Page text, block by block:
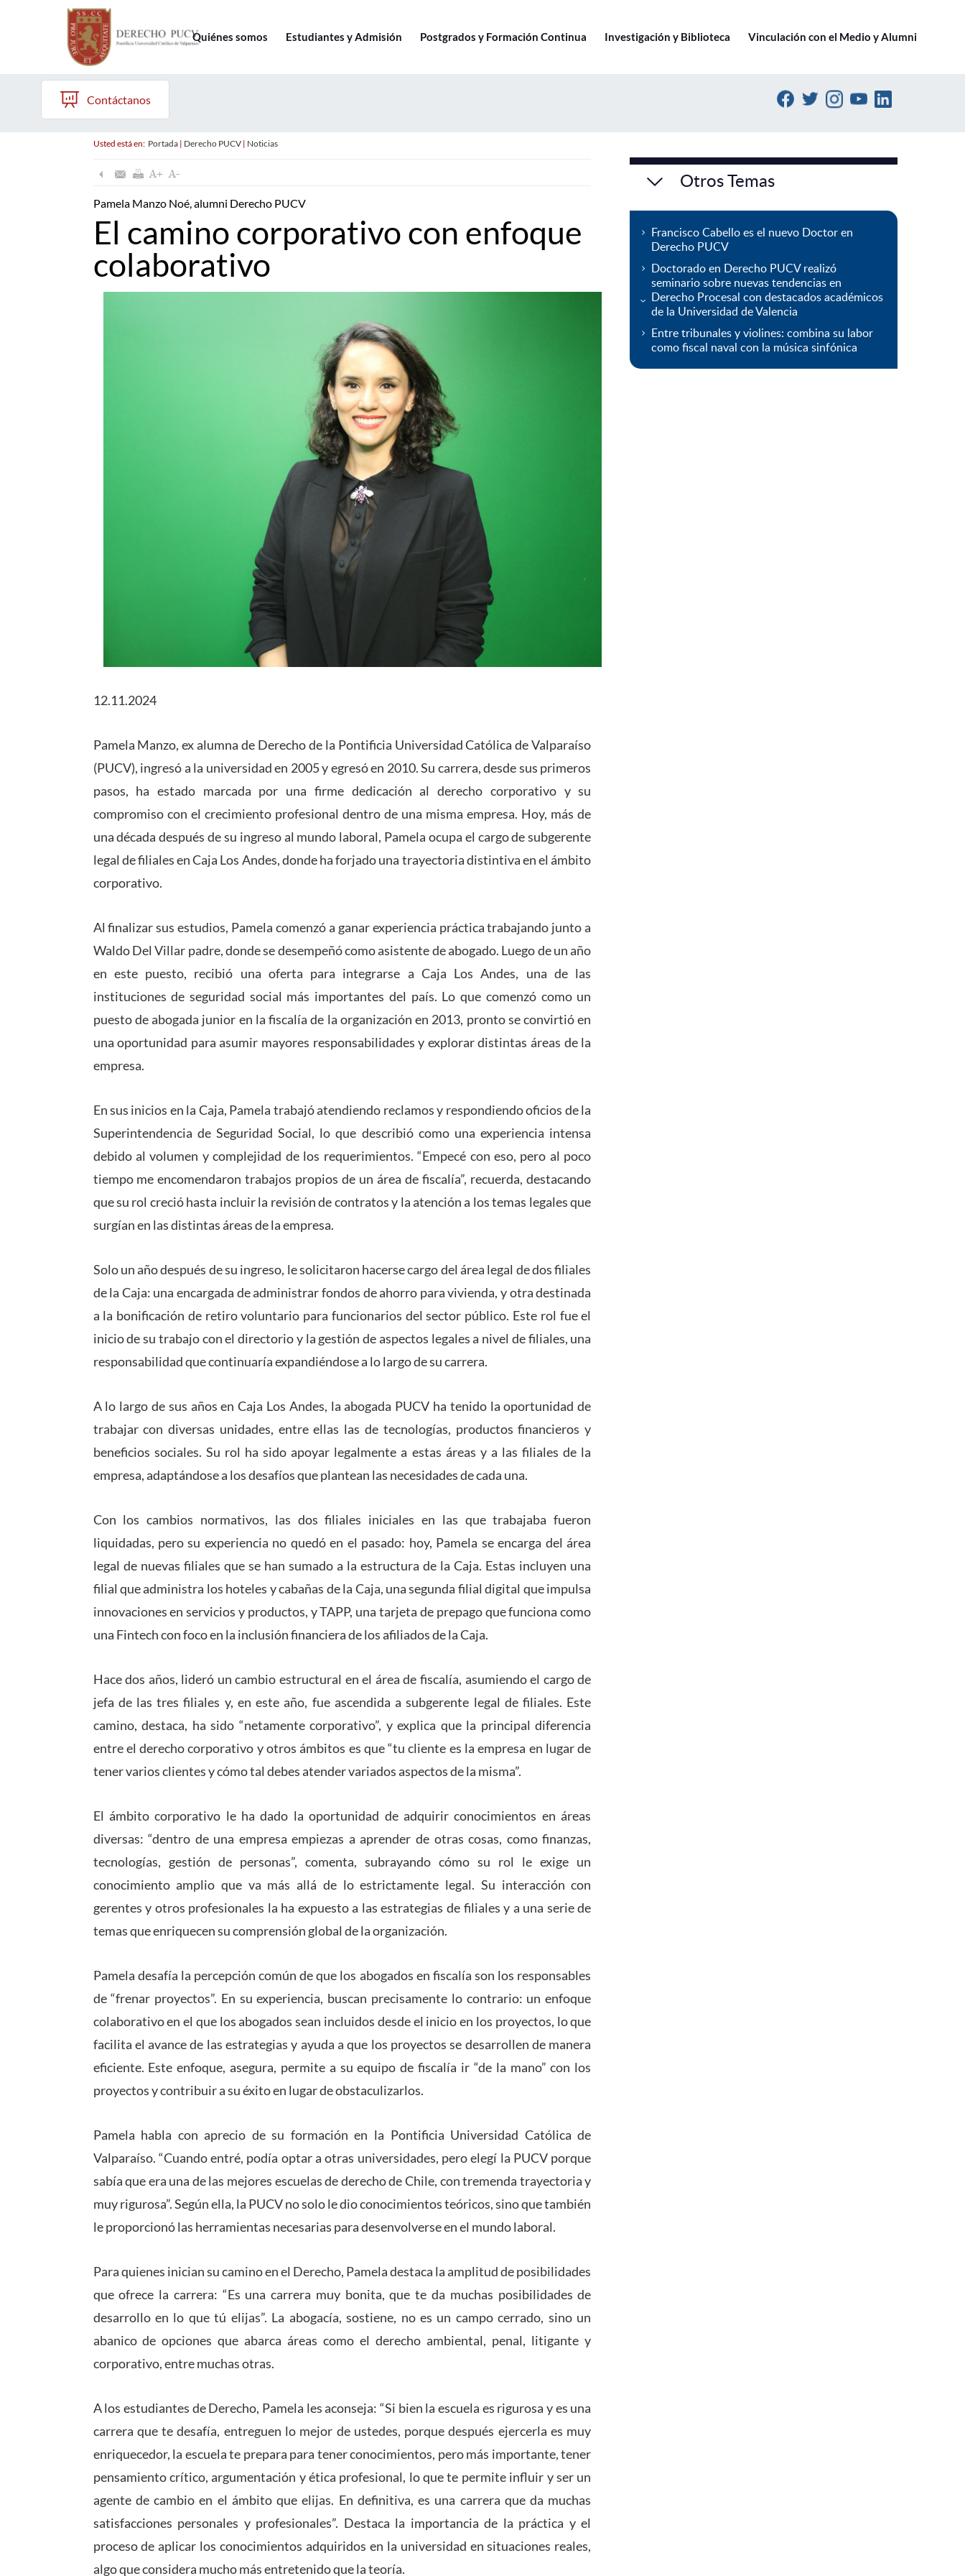
Quiénes somos Estudiantes y Admisión Postgrados y Formación Continua Investigación y Biblioteca Vinculación con el Medio y Alumni
Contáctanos
Usted está en: Portada| Derecho PUCV| Noticias
Pamela Manzo Noé, alumni Derecho PUCV
El camino corporativo con enfoque
colaborativo
12.11.2024
Pamela Manzo, ex alumna de Derecho de la Pontificia Universidad Católica de Valparaíso
(PUCV), ingresó a la universidad en 2005 y egresó en 2010. Su carrera, desde sus primeros
pasos, ha estado marcada por una firme dedicación al derecho corporativo y su
compromiso con el crecimiento profesional dentro de una misma empresa. Hoy, más de
una década después de su ingreso al mundo laboral, Pamela ocupa el cargo de subgerente
legal de filiales en Caja Los Andes, donde ha forjado una trayectoria distintiva en el ámbito
corporativo.
Al finalizar sus estudios, Pamela comenzó a ganar experiencia práctica trabajando junto a
Waldo Del Villar padre, donde se desempeñó como asistente de abogado. Luego de un año
en este puesto, recibió una oferta para integrarse a Caja Los Andes, una de las
instituciones de seguridad social más importantes del país. Lo que comenzó como un
puesto de abogada junior en la fiscalía de la organización en 2013, pronto se convirtió en
una oportunidad para asumir mayores responsabilidades y explorar distintas áreas de la
empresa.
En sus inicios en la Caja, Pamela trabajó atendiendo reclamos y respondiendo oficios de la
Superintendencia de Seguridad Social, lo que describió como una experiencia intensa
debido al volumen y complejidad de los requerimientos. “Empecé con eso, pero al poco
tiempo me encomendaron trabajos propios de un área de fiscalía”, recuerda, destacando
que su rol creció hasta incluir la revisión de contratos y la atención a los temas legales que
surgían en las distintas áreas de la empresa.
Solo un año después de su ingreso, le solicitaron hacerse cargo del área legal de dos filiales
de la Caja: una encargada de administrar fondos de ahorro para vivienda, y otra destinada
a la bonificación de retiro voluntario para funcionarios del sector público. Este rol fue el
inicio de su trabajo con el directorio y la gestión de aspectos legales a nivel de filiales, una
responsabilidad que continuaría expandiéndose a lo largo de su carrera.
A lo largo de sus años en Caja Los Andes, la abogada PUCV ha tenido la oportunidad de
trabajar con diversas unidades, entre ellas las de tecnologías, productos financieros y
beneficios sociales. Su rol ha sido apoyar legalmente a estas áreas y a las filiales de la
empresa, adaptándose a los desafíos que plantean las necesidades de cada una.
Con los cambios normativos, las dos filiales iniciales en las que trabajaba fueron
liquidadas, pero su experiencia no quedó en el pasado: hoy, Pamela se encarga del área
legal de nuevas filiales que se han sumado a la estructura de la Caja. Estas incluyen una
filial que administra los hoteles y cabañas de la Caja, una segunda filial digital que impulsa
innovaciones en servicios y productos, y TAPP, una tarjeta de prepago que funciona como
una Fintech con foco en la inclusión financiera de los afiliados de la Caja.
Hace dos años, lideró un cambio estructural en el área de fiscalía, asumiendo el cargo de
jefa de las tres filiales y, en este año, fue ascendida a subgerente legal de filiales. Este
camino, destaca, ha sido “netamente corporativo”, y explica que la principal diferencia
entre el derecho corporativo y otros ámbitos es que “tu cliente es la empresa en lugar de
tener varios clientes y cómo tal debes atender variados aspectos de la misma”.
El ámbito corporativo le ha dado la oportunidad de adquirir conocimientos en áreas
diversas: “dentro de una empresa empiezas a aprender de otras cosas, como finanzas,
tecnologías, gestión de personas”, comenta, subrayando cómo su rol le exige un
conocimiento amplio que va más allá de lo estrictamente legal. Su interacción con
gerentes y otros profesionales la ha expuesto a las estrategias de filiales y a una serie de
temas que enriquecen su comprensión global de la organización.
Pamela desafía la percepción común de que los abogados en fiscalía son los responsables
de “frenar proyectos”. En su experiencia, buscan precisamente lo contrario: un enfoque
colaborativo en el que los abogados sean incluidos desde el inicio en los proyectos, lo que
facilita el avance de las estrategias y ayuda a que los proyectos se desarrollen de manera
eficiente. Este enfoque, asegura, permite a su equipo de fiscalía ir “de la mano” con los
proyectos y contribuir a su éxito en lugar de obstaculizarlos.
Pamela habla con aprecio de su formación en la Pontificia Universidad Católica de
Valparaíso. “Cuando entré, podía optar a otras universidades, pero elegí la PUCV porque
sabía que era una de las mejores escuelas de derecho de Chile, con tremenda trayectoria y
muy rigurosa”. Según ella, la PUCV no solo le dio conocimientos teóricos, sino que también
le proporcionó las herramientas necesarias para desenvolverse en el mundo laboral.
Para quienes inician su camino en el Derecho, Pamela destaca la amplitud de posibilidades
que ofrece la carrera: “Es una carrera muy bonita, que te da muchas posibilidades de
desarrollo en lo que tú elijas”. La abogacía, sostiene, no es un campo cerrado, sino un
abanico de opciones que abarca áreas como el derecho ambiental, penal, litigante y
corporativo, entre muchas otras.
A los estudiantes de Derecho, Pamela les aconseja: “Si bien la escuela es rigurosa y es una
carrera que te desafía, entreguen lo mejor de ustedes, porque después ejercerla es muy
enriquecedor, la escuela te prepara para tener conocimientos, pero más importante, tener
pensamiento crítico, argumentación y ética profesional, lo que te permite influir y ser un
agente de cambio en el ámbito que elijas. En definitiva, es una carrera que da muchas
satisfacciones personales y profesionales”. Destaca la importancia de la práctica y el
proceso de aplicar los conocimientos adquiridos en la universidad en situaciones reales,
algo que considera mucho más entretenido que la teoría.
Otros Temas
Francisco Cabello es el nuevo Doctor en
Derecho PUCV
Doctorado en Derecho PUCV realizó
seminario sobre nuevas tendencias en
Derecho Procesal con destacados académicos
de la Universidad de Valencia
Entre tribunales y violines: combina su labor
como fiscal naval con la música sinfónica